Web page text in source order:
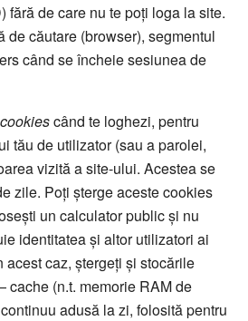
fără de care nu te poți loga la site.
de căutare (browser), segmentul
când se încheie sesiunea de
cookiescând te loghezi, pentru
tău de utilizator (sau a parolei,
vizită a site-ului. Acestea se
zile. Poți șterge aceste cookies
un calculator public și nu
identitatea și altor utilizatori ai
acest caz, ștergeți și stocările
(n.t. memorie RAM de
adusă la zi, folosită pentru